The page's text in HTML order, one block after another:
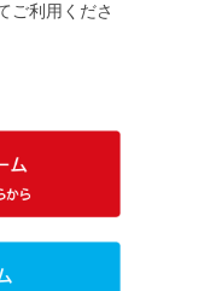
ご利用くださ